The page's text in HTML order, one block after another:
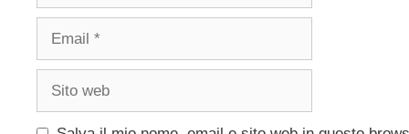
Email
Sito